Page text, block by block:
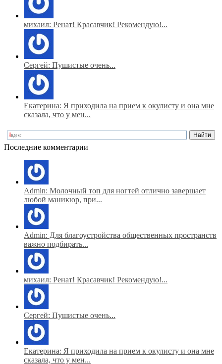
михаил: Ренат! Красавчик! Рекомендую!...
Сергей: Пушистые очень...
Екатерина: Я приходила на прием к окулисту и она мне
сказала, что у мен...
Последние комментарии
Admin: Молочный топ для ногтей отлично завершает
любой маникюр, при...
Admin: Для благоустройства общественных пространств
важно подбирать...
михаил: Ренат! Красавчик! Рекомендую!...
Сергей: Пушистые очень...
Екатерина: Я приходила на прием к окулисту и она мне
сказала, что у мен...